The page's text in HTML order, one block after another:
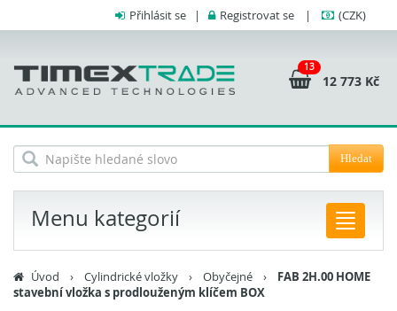
Přihlásit se | Registrovat se | (CZK)
13
12 773 Kč
Hledat
Menu kategorií
Úvod › Cylindrické vložky › Obyčejné › FAB 2H.00 HOME
stavební vložka s prodlouženým klíčem BOX